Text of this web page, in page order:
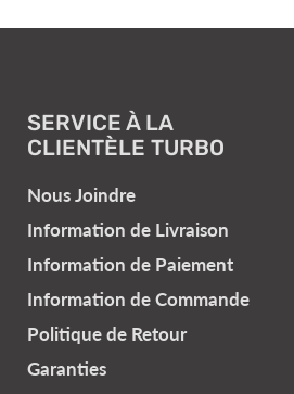
SERVICE À LA
CLIENTÈLE TURBO
Nous Joindre
Information de Livraison
Information de Paiement
Information de Commande
Politique de Retour
Garanties